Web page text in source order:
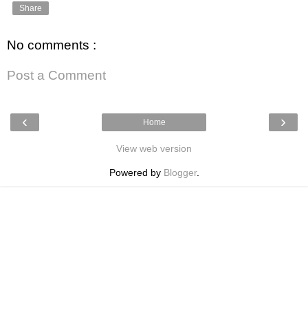
Share
No comments :
Post a Comment
‹ ›
Home
View web version
Powered by Blogger.